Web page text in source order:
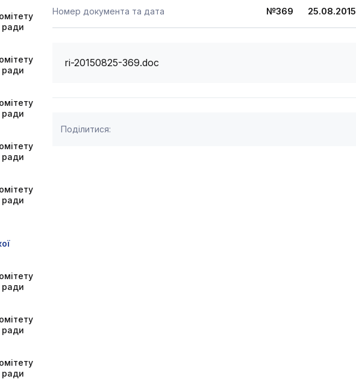
ради
ради
ради
ради
ради
ради
ради
ради
Номер документа та дата №369 25.08.2015
ri-20150825-369.doc
Поділитися: